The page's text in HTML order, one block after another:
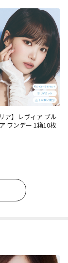
ア】レヴィア ブル
ワンデー 1箱10枚